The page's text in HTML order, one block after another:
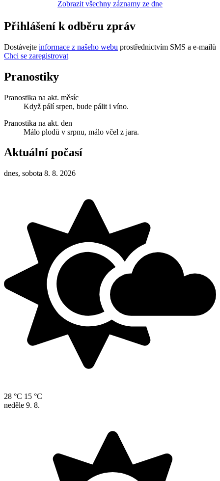
Zobrazit všechny záznamy ze dne
Přihlášení k odběru zpráv
Dostávejte informace z našeho webu prostřednictvím SMS a e-mailů
Chci se zaregistrovat
Pranostiky
Pranostika na akt. měsíc
Když pálí srpen, bude pálit i víno.
Pranostika na akt. den
Málo plodů v srpnu, málo včel z jara.
Aktuální počasí
dnes, sobota 8. 8. 2026
28 °C 15 °C
neděle 9. 8.